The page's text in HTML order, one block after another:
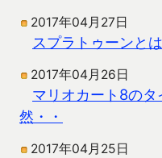
2017年04月27日
スプラトゥーンと
2017年04月26日
マリオカート8の
然・・
2017年04月25日